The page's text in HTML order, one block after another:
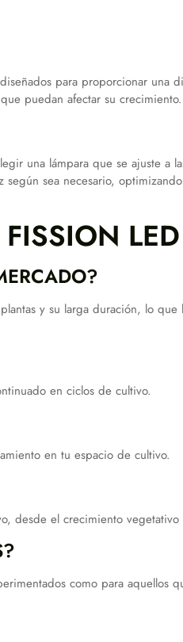
para proporcionar una
puedan afectar su crecimiento.
una lámpara que se ajuste a
sea necesario,
LED
y su larga duración, lo que
en ciclos de cultivo.
en tu espacio de cultivo.
desde el crecimiento vegetativo
como para aquellos